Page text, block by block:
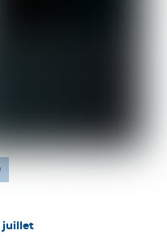
juillet